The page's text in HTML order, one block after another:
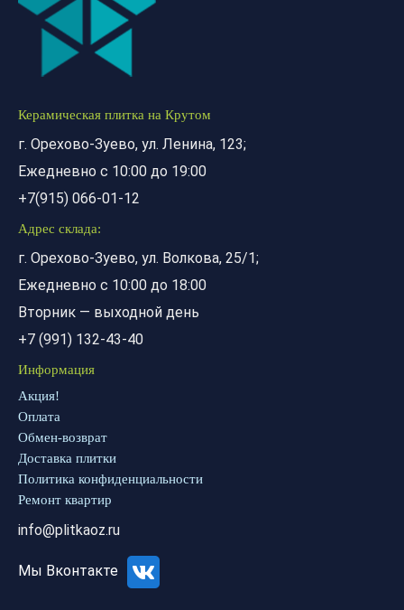
Керамическая плитка на Крутом
г. Орехово-Зуево, ул. Ленина, 123;
Ежедневно с 10:00 до 19:00
+7(915) 066-01-12
Адрес склада:
г. Орехово-Зуево, ул. Волкова, 25/1;
Ежедневно с 10:00 до 18:00
Вторник — выходной день
+7 (991) 132-43-40
Информация
Акция!
Оплата
Обмен-возврат
Доставка плитки
Политика конфиденциальности
Ремонт квартир
info@plitkaoz.ru
Мы Вконтакте